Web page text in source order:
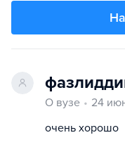
О вузе
24
очень хорошо